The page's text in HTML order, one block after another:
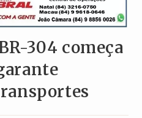
304 começa